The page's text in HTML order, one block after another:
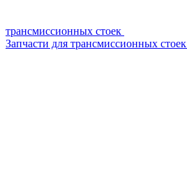
трансмиссионных стоек
Запчасти для трансмиссионных стоек